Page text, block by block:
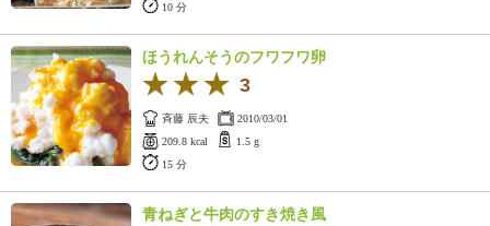
10 分
ほうれんそうのフワフワ卵
3
斉藤 辰夫
2010/03/01
209.8 kcal
1.5 g
15 分
青ねぎと牛肉のすき焼き風